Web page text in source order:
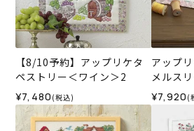
【8/10予約】アップリケタ
ペストリー＜ワイン＞2
¥7,480 (税込)
アップ
メルス
¥7,920 (